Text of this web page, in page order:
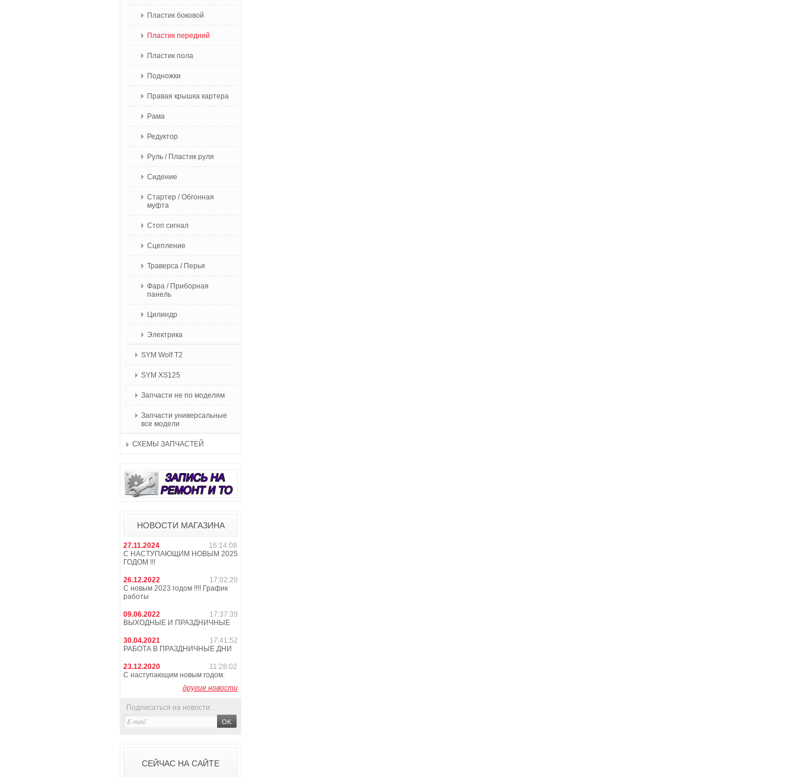
Пластик боковой
Пластик передний
Пластик пола
Подножки
Правая крышка картера
Рама
Редуктор
Руль / Пластик руля
Сидение
Стартер / Обгонная
муфта
Стоп сигнал
Сцепление
Траверса / Перья
Фара / Приборная
панель
Цилиндр
Электрика
SYM Wolf T2
SYM XS125
Запчасти не по моделям
Запчасти универсальные
все модели
СХЕМЫ ЗАПЧАСТЕЙ
НОВОСТИ МАГАЗИНА
27.11.2024
16:14:08
С НАСТУПАЮЩИМ НОВЫМ 2025
ГОДОМ !!!
26.12.2022
17:02:20
С новым 2023 годом !!!! График
работы
09.06.2022
17:37:39
ВЫХОДНЫЕ И ПРАЗДНИЧНЫЕ
30.04.2021
17:41:52
РАБОТА В ПРАЗДНИЧНЫЕ ДНИ
23.12.2020
11:28:02
С наступающим новым годом.
другие новости
Подписаться на новости:
СЕЙЧАС НА САЙТЕ